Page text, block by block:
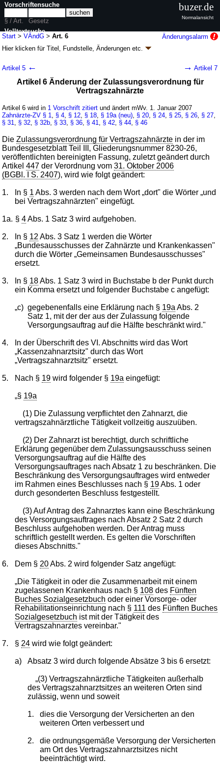
Start >VÄndG >Art. 6
Änderungsalarm
Hier klicken fürTitel, Fundstelle, Änderungen etc.
(VÄndG)
G. v. 22.12.2006 BGBl. I S. 3439( Nr. 66); Geltung ab 01.01.2007,
Artikel 8
wird in 7 Vorschriften zitiert
Artikel 5 ← → Artikel 7
Artikel 6 Änderung der Zulassungsverordnung für
Vertragszahnärzte
Artikel 6 wird in 1 Vorschrift zitiert und ändert mWv. 1. Januar 2007
Zahnärzte-ZV § 1 § 4 § 12 § 18 § 19a (neu) § 20 § 24 § 25 § 26 § 27
§ 31
§ 32 § 32b § 33 § 36 § 41 § 42 § 44 § 46
DieZulassungsverordnung für Vertragszahnärzte in der im
Bundesgesetzblatt Teil III, Gliederungsnummer 8230-26,
veröffentlichten bereinigten Fassung, zuletzt geändert durch
Artikel447 der Verordnung vom31. Oktober 2006
(BGBl. I S. 2407), wird wie folgt geändert:
1. In § 1 Abs. 3 werden nach dem Wort „dort" die Wörter „und
bei Vertragszahnärzten" eingefügt.
1a. §4Abs. 1 Satz 3 wird aufgehoben.
2. In § 12 Abs. 3 Satz 1 werden die Wörter
„Bundesausschusses der Zahnärzte und Krankenkassen"
durch die Wörter „Gemeinsamen Bundesausschusses"
ersetzt.
3. In § 18Abs. 1 Satz 3 wird in Buchstabe b der Punkt durch
ein Komma ersetzt und folgender Buchstabe c angefügt:
„c) gegebenenfalls eine Erklärung nach § 19a Abs. 2
Satz 1, mit der der aus der Zulassung folgende
Versorgungsauftrag auf die Hälfte beschränkt wird."
4.
In der Überschrift des VI. Abschnitts wird das Wort
„Kassenzahnarztsitz" durch das Wort
„Vertragszahnarztsitz" ersetzt.
5. Nach § 19 wird folgender § 19a eingefügt:
„§ 19a
(1) Die Zulassung verpflichtet den Zahnarzt, die
vertragszahnärztliche Tätigkeit vollzeitig auszuüben.
(2) Der Zahnarzt ist berechtigt, durch schriftliche
Erklärung gegenüber dem Zulassungsausschuss seinen
Versorgungsauftrag auf die Hälfte des
Versorgungsauftrages nach Absatz 1 zu beschränken. Die
Beschränkung des Versorgungsauftrages wird entweder
im Rahmen eines Beschlusses nach § 19Abs. 1 oder
durch gesonderten Beschluss festgestellt.
(3) Auf Antrag des Zahnarztes kann eine Beschränkung
des Versorgungsauftrages nach Absatz 2 Satz 2 durch
Beschluss aufgehoben werden. Der Antrag muss
schriftlich gestellt werden. Es gelten die Vorschriften
dieses Abschnitts."
6. Dem § 20Abs. 2 wird folgender Satz angefügt:
„Die Tätigkeit in oder die Zusammenarbeit mit einem
zugelassenen Krankenhaus nach § 108 des Fünften
Buches Sozialgesetzbuch oder einer Vorsorge- oder
Rehabilitationseinrichtung nach § 111 des Fünften Buches
Sozialgesetzbuch ist mit der Tätigkeit des
Vertragszahnarztes vereinbar."
7. § 24 wird wie folgt geändert:
a) Absatz 3 wird durch folgende Absätze 3 bis 6 ersetzt:
„(3) Vertragszahnärztliche Tätigkeiten außerhalb
des Vertragszahnarztsitzes an weiteren Orten sind
zulässig, wenn und soweit
1.
dies die Versorgung der Versicherten an den
weiteren Orten verbessert und
2.
die ordnungsgemäße Versorgung der Versicherten
am Ort des Vertragszahnarztsitzes nicht
beeinträchtigt wird.
Vorschriftensuche
§ / Art.
Gesetz
Volltextsuche
nur in VÄndG
buzer.de
Normalansicht